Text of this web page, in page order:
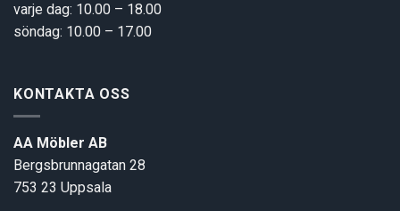
varje dag: 10.00 – 18.00
söndag: 10.00 – 17.00
KONTAKTA OSS
AA Möbler AB
Bergsbrunnagatan 28
753 23 Uppsala